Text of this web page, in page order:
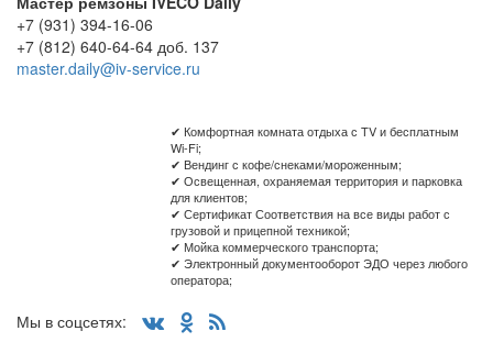
+7 (931) 394-16-06
+7 (812) 640-64-64 доб. 137
master.daily@iv-service.ru
✔ Комфортная комната отдыха с TV и бесплатным
Wi-Fi;
✔ Вендинг с кофе/снеками/мороженным;
✔ Освещенная, охраняемая территория и парковка
для клиентов;
✔ Сертификат Соответствия на все виды работ с
грузовой и прицепной техникой;
✔ Мойка коммерческого транспорта;
✔ Электронный документооборот ЭДО через любого
оператора;
Мы в соцсетях: